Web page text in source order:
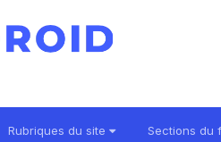
Rubriques du site Sections du